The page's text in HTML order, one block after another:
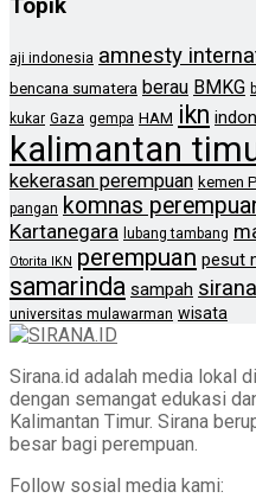
Topik
aji indonesia amnesty
bencana sumatera berau BMKG
kukar Gaza gempa HAM ikn
kalimantan
kekerasan perempuan kemen
pangan komnas
Kartanegara lubang tambang
Otorita IKN perempuan pesut
samarinda sampah
universitas mulawarman wisata
Sirana.id adalah media lokal
dengan semangat edukasi
Kalimantan Timur. Sirana
besar bagi perempuan.
Follow sosial media kami: